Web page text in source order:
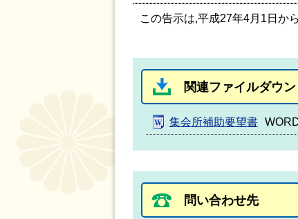
この告示は,平成27年4月1日か
関連ファイルダウ
集会所補助要望書
問い合わせ先